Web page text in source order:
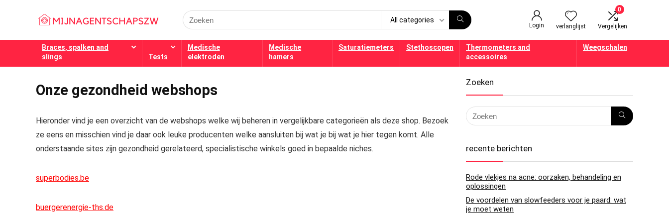
Search
for:
All categories
Login verlanglijst
0
Vergelijken
Braces, spalken and
slings
Tests
Medische
elektroden
Medische
hamers
Saturatiemeters Stethoscopen
Thermometers and
accessoires
Weegschalen
Onze gezondheid webshops
Hieronder vind je een overzicht van de webshops welke wij beheren in vergelijkbare categorieën als deze shop. Bezoek
ze eens en misschien vind je daar ook leuke producenten welke aansluiten bij wat je bij wat je hier tegen komt. Alle
onderstaande sites zijn gezondheid gerelateerd, specialistische winkels goed in bepaalde niches.
superbodies.be
buergerenergie-ths.de
Zoeken
recente berichten
Rode vlekjes na acne: oorzaken, behandeling en
oplossingen
De voordelen van slowfeeders voor je paard: wat
je moet weten